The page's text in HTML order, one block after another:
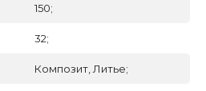
150;
32;
Композит, Литье;